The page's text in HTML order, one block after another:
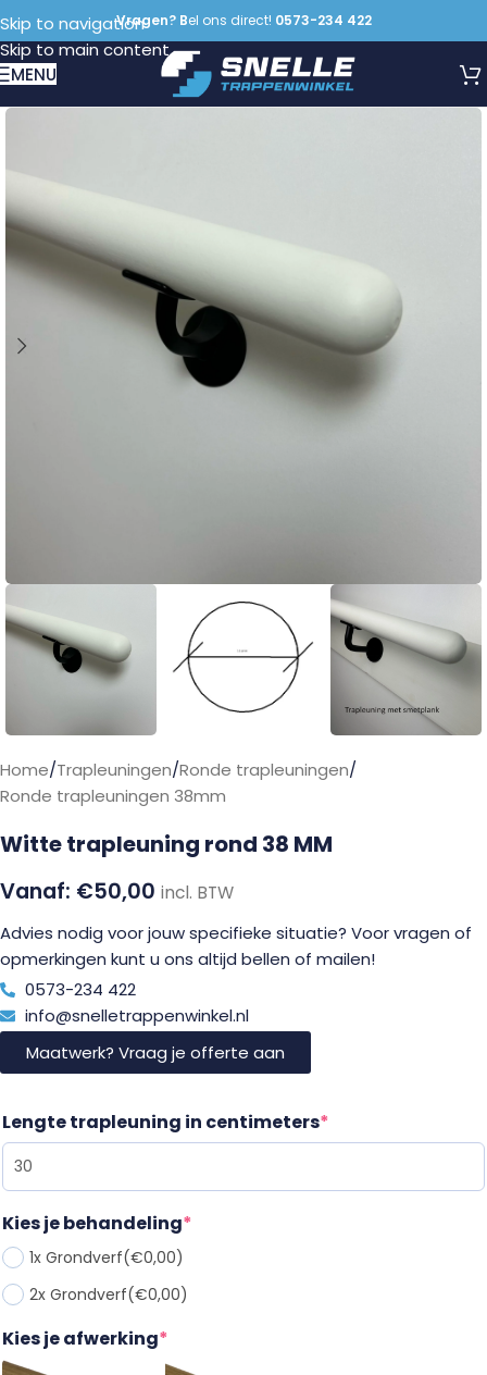
Skip to navigation
Skip to main content
Vragen? Bel ons direct! 0573-234 422
MENU
Home/Trapleuningen/Ronde trapleuningen/
Ronde trapleuningen 38mm
Witte trapleuning rond 38 MM
€50,00 incl. BTW
Advies nodig voor jouw specifieke situatie? Voor vragen of
opmerkingen kunt u ons altijd bellen of mailen!
0573-234 422
info@snelletrappenwinkel.nl
Maatwerk? Vraag je offerte aan
Lengte trapleuning in centimeters*
Kies je behandeling*
1x Grondverf(€0,00)
2x Grondverf(€0,00)
Kies je afwerking*